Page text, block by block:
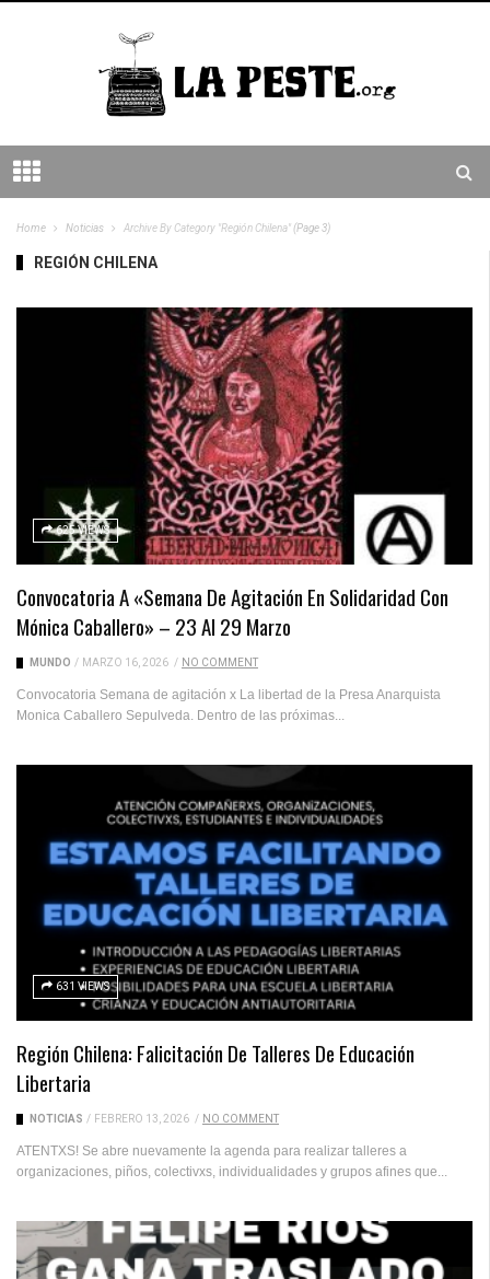
Home Noticias Archive By Category "Región Chilena"(Page 3)
REGIÓN CHILENA
625 VIEWS
Convocatoria A «Semana De Agitación En Solidaridad Con
Mónica Caballero» – 23 Al 29 Marzo
MUNDO / MARZO 16, 2026 / NO COMMENT
Convocatoria Semana de agitación x La libertad de la Presa Anarquista
Monica Caballero Sepulveda. Dentro de las próximas...
631 VIEWS
Región Chilena: Falicitación De Talleres De Educación
Libertaria
NOTICIAS / FEBRERO 13, 2026 / NO COMMENT
ATENTXS! Se abre nuevamente la agenda para realizar talleres a
organizaciones, piños, colectivxs, individualidades y grupos afines que...